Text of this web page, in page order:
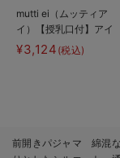
mutti ei（ムッティア
イ）【授乳口付】アイ
スクリーム柄半袖ネグ
リジェ
¥3,124 (税込)
前開きパジャマ 綿混